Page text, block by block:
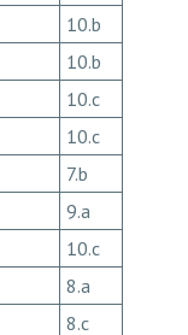
10.b
10.b
10.c
10.c
7.b
9.a
10.c
8.a
8.c